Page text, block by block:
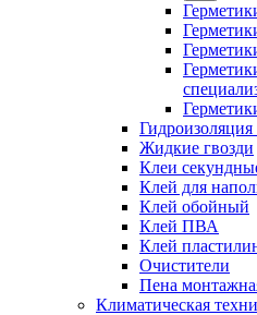
Гидроизоляция
Жидкие гвозди
Клеи
Клей для
Клей обойный
Клей ПВА
Клей
Очистители
Пена
Климатическая